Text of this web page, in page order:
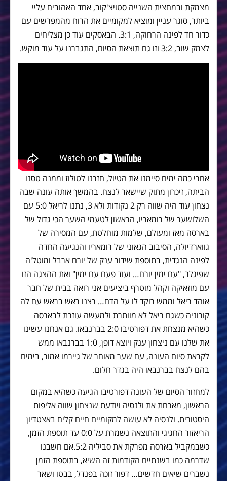
מצמקת ובמחצית השנייה סטויצ'קוב, אחד האהובים עליי
ביותר, סוגר עניין ומוציא למקומיים את הרוח מהמפרשים עם
כדור חד לפינה הרחוקה, 3:1. הבאסקים עוד כן מצליחים
לצמק שוב, 3:2 וזו גם תוצאת הסיום, התגברנו על עוד מוקש.
אחרי כמה ימים סיימנו את הטיול, חזרנו לטולוז וממנה טסנו
הביתה, זיכרון מתוק שיישאר לנצח. בהמשך אותה עונה שבה
נצחון עוד היה שווה רק 2 נקודות ולא 3, נתנו לריאל 5:0 עם
השלושער של רומאריו, הראשון לטעמי השער הכי גדול של
בארסה מאז ומעולם, שלמות מוחלטת, עם המסירה של
גווארדיולה, הסיבוב הגאוני של רומאריו והנגיעה החדה
לפינה הנגדית, בתוספת שידור ענק של יורם ארבל ומוטל'ה
שפיגלר, "עם ימין יורם… ועוד פעם עם ימין" ואת ההצגה הזו
עם מוזאיקה וקהל מוטרף ביציעים אני רואה בבית של חבר
אוהד ריאל וממש רוקד לו על הדם… רצנו ראש בראש עם לה
קורוניה כשגם ריאל לא מוותרת ולמעשה עוזרת לבארסה
כשהיא מנצחת את דפורטיבו 2:0 בברנבאו. גם אנחנו עשינו
את שלנו עם ניצחון ענק ויוצא דופן, 1:0 בברנבאו ממש
לקראת סיום העונה, עם שער מאוחר של גיירמו אמור, בימים
בהם לנצח בברנבאו היה בגדר חלום.
למחזור הסיום של העונה דפורטיבו הגיעה כשהיא במקום
הראשון, מארחת את ולנסיה ויודעת שנצחון שווה אליפות
היסטורית. ולנסיה לא עושה למקומיים חיים קלים באצטדיון
הריאזור החגיגי והתוצאה נשמרת על 0:0 עד תוספת הזמן,
כשבמקביל בארסה מפרקת את סביליה 5:2.אם חשבנו
שדרמה כמו בשנתיים הקודמות זה השיא, בתוספת הזמן
נשברים שיאים חדשים… דפור זוכה בפנדל, בבטו ושאר